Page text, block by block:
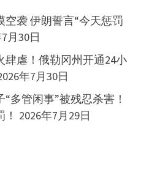
空袭 伊朗誓言“今天惩罚
月30日
肆虐！俄勒冈州开通24小
年7月30日
多管闲事”被残忍杀害！
2026年7月29日